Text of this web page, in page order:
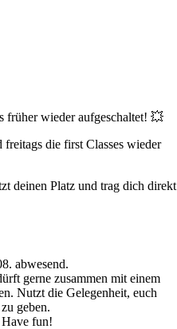
früher wieder aufgeschaltet! 💥
die first Classes wieder
deinen Platz und trag dich direkt
abwesend.
gerne zusammen mit einem
Nutzt die Gelegenheit, euch
geben.
fun!